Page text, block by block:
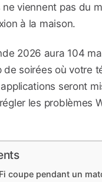
ne viennent pas du
à la maison.
2026 aura 104
de soirées où votre
seront
les problèmes
coupe pendant un